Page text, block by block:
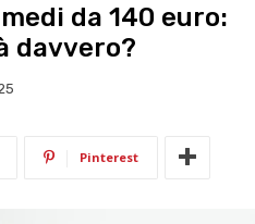
da 140 euro:
davvero?
Pinterest